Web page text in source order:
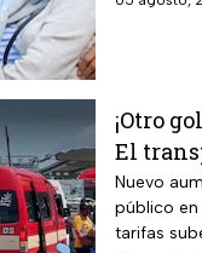
Padre,
¡Otro
El
sube en
gente
más
Nuevo
público en
tarifas